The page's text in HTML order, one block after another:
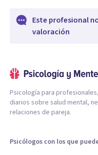
Este profesional
valoración
Psicología para
diarios sobre salud mental,
relaciones de pareja.
Psicólogos con los que